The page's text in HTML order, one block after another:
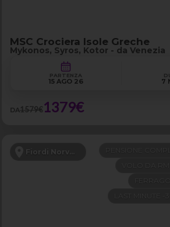
MSC Crociera Isole Greche
Mykonos, Syros, Kotor - da Venezia
PARTENZA
15 AGO 26 7
DA1579€1379€
Fiordi Norvegesi